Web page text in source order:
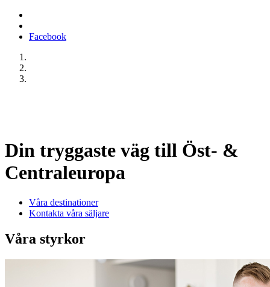
Facebook
Din tryggaste väg till Öst- &
Centraleuropa
Våra destinationer
Kontakta våra säljare
Våra styrkor